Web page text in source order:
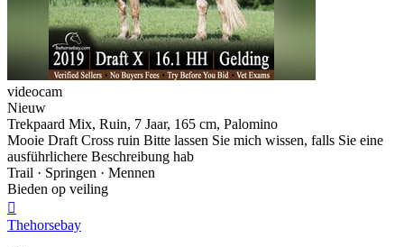
videocam
Nieuw
Trekpaard Mix, Ruin, 7 Jaar, 165 cm, Palomino
Mooie Draft Cross ruin Bitte lassen Sie mich wissen, falls Sie eine
ausführlichere Beschreibung hab
Trail · Springen · Mennen
Bieden op veiling

Thehorsebay